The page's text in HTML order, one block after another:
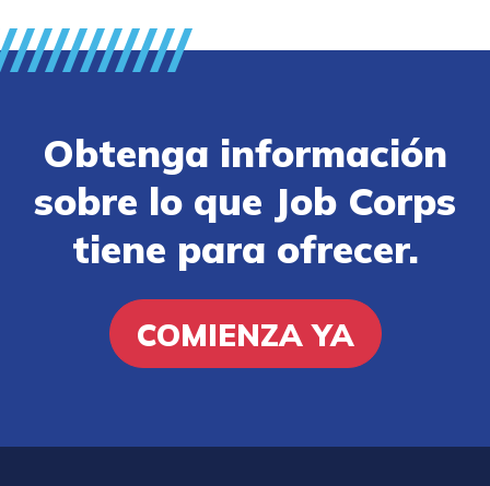
Obtenga información
sobre lo que Job Corps
tiene para ofrecer.
COMIENZA YA